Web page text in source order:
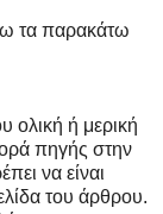
τα παρακάτω
ή μερική
πηγής στην
να είναι
του άρθρου.